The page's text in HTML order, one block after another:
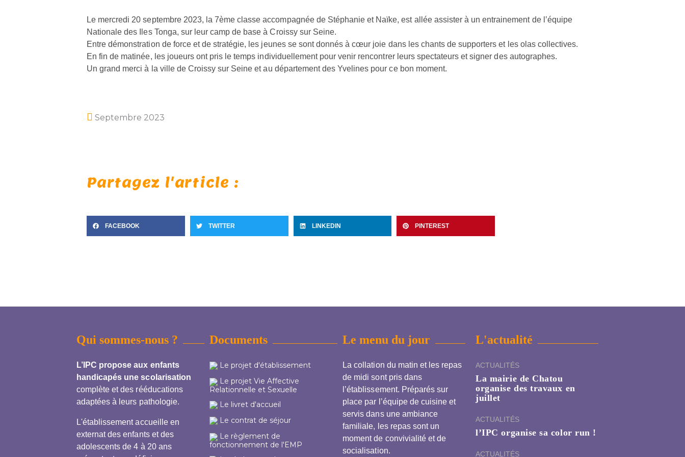
Le mercredi 20 septembre 2023, la 7ème classe accompagnée de Stéphanie et Naïke, est allée assister à un entrainement de l’équipe
Nationale des Iles Tonga, sur leur camp de base à Croissy sur Seine.
Entre démonstration de force et de stratégie, les jeunes se sont donnés à cœur joie dans les chants de supporters et les olas collectives.
En fin de matinée, les joueurs ont pris le temps individuellement pour venir rencontrer leurs spectateurs et signer des autographes.
Un grand merci à la ville de Croissy sur Seine et au département des Yvelines pour ce bon moment.
Septembre 2023
Partagez l'article :
FACEBOOK TWITTER LINKEDIN PINTEREST
Qui sommes-nous ?
L’IPC propose aux enfants
handicapés une scolarisation
complète et des rééducations
adaptées à leurs pathologie.
L'établissement accueille en
externat des enfants et des
adolescents de 4 à 20 ans
Documents
Le projet d'établissement
Le projet Vie Affective
Relationnelle et Sexuelle
Le livret d'accueil
Le contrat de séjour
Le règlement de
fonctionnement de l'EMP
Le menu du jour
La collation du matin et les repas
de midi sont pris dans
l’établissement. Préparés sur
place par l’équipe de cuisine et
servis dans une ambiance
familiale, les repas sont un
moment de convivialité et de
socialisation.
L'actualité
ACTUALITÉS
La mairie de Chatou
organise des travaux en
juillet
ACTUALITÉS
l’IPC organise sa color run !
ACTUALITÉS